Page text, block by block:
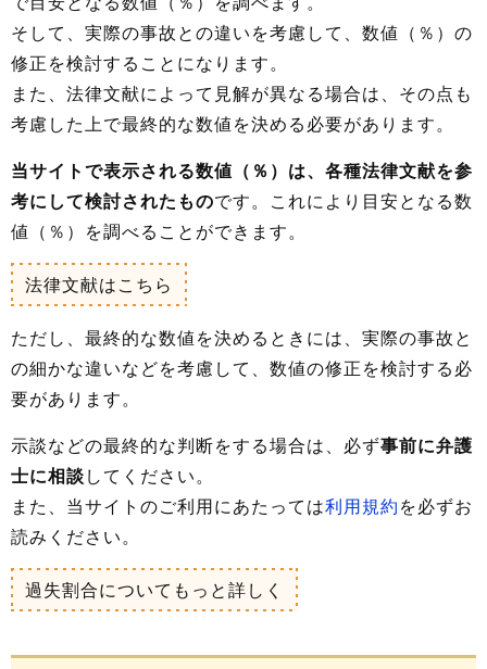
そして、実際の事故との違いを考慮して、数値（％）の
修正を検討することになります。
また、法律文献によって見解が異なる場合は、その点も
考慮した上で最終的な数値を決める必要があります。
当サイトで表示される数値（％）は、各種法律文献を参
考にして検討されたものです。これにより目安となる数
値（％）を調べることができます。
法律文献はこちら
ただし、最終的な数値を決めるときには、実際の事故と
の細かな違いなどを考慮して、数値の修正を検討する必
要があります。
示談などの最終的な判断をする場合は、必ず事前に弁護
士に相談してください。
また、当サイトのご利用にあたっては利用規約を必ずお
読みください。
過失割合についてもっと詳しく